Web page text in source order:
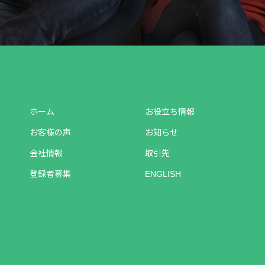
ホーム
お客様の声
会社情報
登録者募集
お役立ち情報
お知らせ
取引先
ENGLISH